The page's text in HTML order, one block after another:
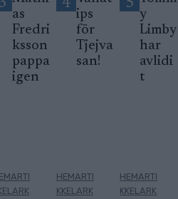
as
Fredri
ksson
pappa
igen
4
ips
för
Tjejva
san!
HEMARTI
KKELARK
5
y
Limby
har
avlidi
t
HEMARTI
KKELARK